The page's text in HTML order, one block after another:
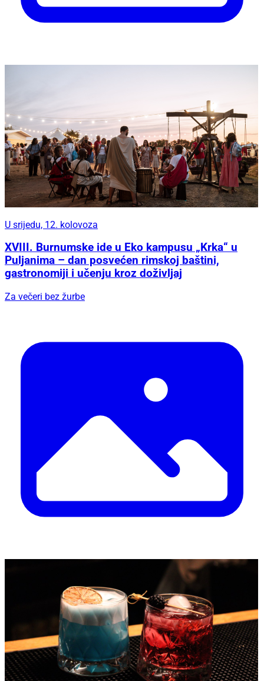
U srijedu, 12. kolovoza
XVIII. Burnumske ide u Eko kampusu „Krka“ u
Puljanima – dan posvećen rimskoj baštini,
gastronomiji i učenju kroz doživljaj
Za večeri bez žurbe